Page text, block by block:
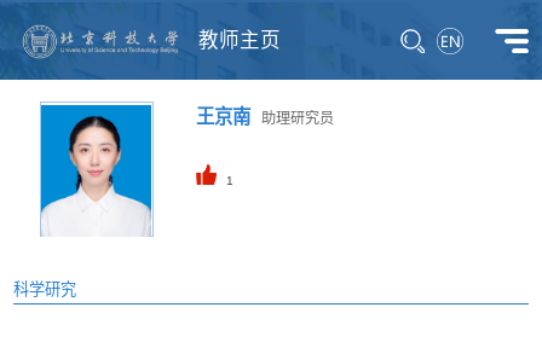
教师主页
王京南 助理研究员
1
科学研究